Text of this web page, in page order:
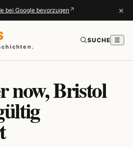
bei Google bevorzugen ↗ ×
SUCHE ☰
now, Bristol